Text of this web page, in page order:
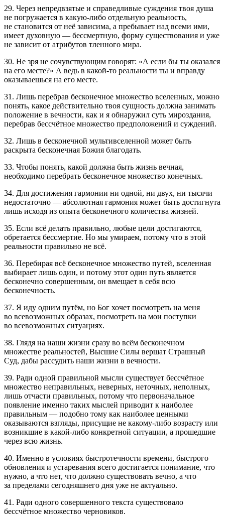
29. Через непредвзятые и справедливые суждения твоя душа
не погружается в какую-либо отдельную реальность,
не становится от неё зависима, а пребывает над всеми ими,
имеет духовную — бессмертную, форму существования и уже
не зависит от атрибутов тленного мира.
30. Не зря не сочувствующим говорят: «А если бы ты оказался
на его месте?» А ведь в какой-то реальности ты и вправду
оказываешься на его месте.
31. Лишь перебрав бесконечное множество вселенных, можно
понять, какое действительно твоя сущность должна занимать
положение в вечности, как и я обнаружил суть мироздания,
перебрав бессчётное множество предположений и суждений.
32. Лишь в бесконечной мультивселенной может быть
раскрыта бесконечная Божия благодать.
33. Чтобы понять, какой должна быть жизнь вечная,
необходимо перебрать бесконечное множество конечных.
34. Для достижения гармонии ни одной, ни двух, ни тысячи
недостаточно — абсолютная гармония может быть достигнута
лишь исходя из опыта бесконечного количества жизней.
35. Если всё делать правильно, любые цели достигаются,
обретается бессмертие. Но мы умираем, потому что в этой
реальности правильно не всё.
36. Перебирая всё бесконечное множество путей, вселенная
выбирает лишь один, и потому этот один путь является
бесконечно совершенным, он вмещает в себя всю
бесконечность.
37. Я иду одним путём, но Бог хочет посмотреть на меня
во всевозможных образах, посмотреть на мои поступки
во всевозможных ситуациях.
38. Глядя на наши жизни сразу во всём бесконечном
множестве реальностей, Высшие Силы вершат Страшный
Суд, дабы рассудить наши жизни в вечности.
39. Ради одной правильной мысли существует бессчётное
множество неправильных, неверных, неточных, неполных,
лишь отчасти правильных, потому что первоначальное
появление именно таких мыслей приводит к наиболее
правильным — подобно тому как наиболее ценными
оказываются взгляды, присущие не какому-либо возрасту или
возникшие в какой-либо конкретной ситуации, а прошедшие
через всю жизнь.
40. Именно в условиях быстротечности времени, быстрого
обновления и устаревания всего достигается понимание, что
нужно, а что нет, что должно существовать вечно, а что
за пределами сегодняшнего дня уже не актуально.
41. Ради одного совершенного текста существовало
бессчётное множество черновиков.